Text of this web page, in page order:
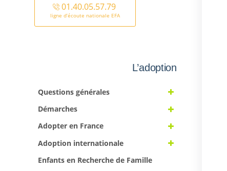
01.40.05.57.79
ligne d’écoute nationale EFA
L’adoption
Questions générales
Démarches
Adopter en France
Adoption internationale
Enfants en Recherche de Famille